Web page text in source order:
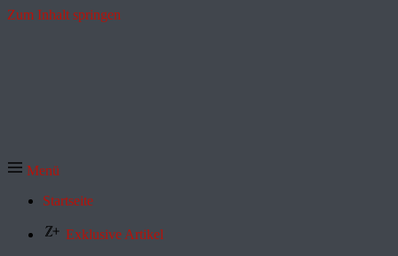
Zum Inhalt springen
Menü
Startseite
Exklusive Artikel